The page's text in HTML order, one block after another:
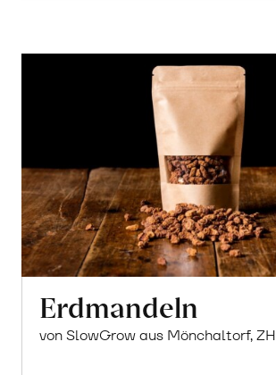
Erdmandeln
von SlowGrow aus Mönchaltorf, ZH